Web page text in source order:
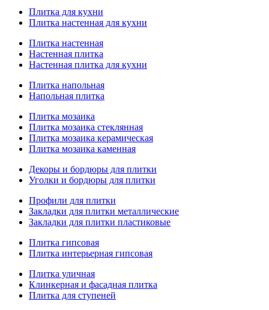
Плитка для кухни
Плитка настенная для кухни
Плитка настенная
Настенная плитка
Настенная плитка для кухни
Плитка напольная
Напольная плитка
Плитка мозаика
Плитка мозаика стеклянная
Плитка мозаика керамическая
Плитка мозаика каменная
Декоры и бордюры для плитки
Уголки и бордюры для плитки
Профили для плитки
Закладки для плитки металлические
Закладки для плитки пластиковые
Плитка гипсовая
Плитка интерьерная гипсовая
Плитка уличная
Клинкерная и фасадная плитка
Плитка для ступеней